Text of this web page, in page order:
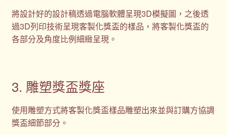
將設計好的設計稿透過電腦軟體呈現3D模擬圖，之後透
過3D列印技術呈現客製化獎盃的樣品，將客製化獎盃的
各部分及角度比例細緻呈現。
3. 雕塑獎盃獎座
使用雕塑方式將客製化獎盃樣品雕塑出來並與訂購方協調
獎盃細節部分。